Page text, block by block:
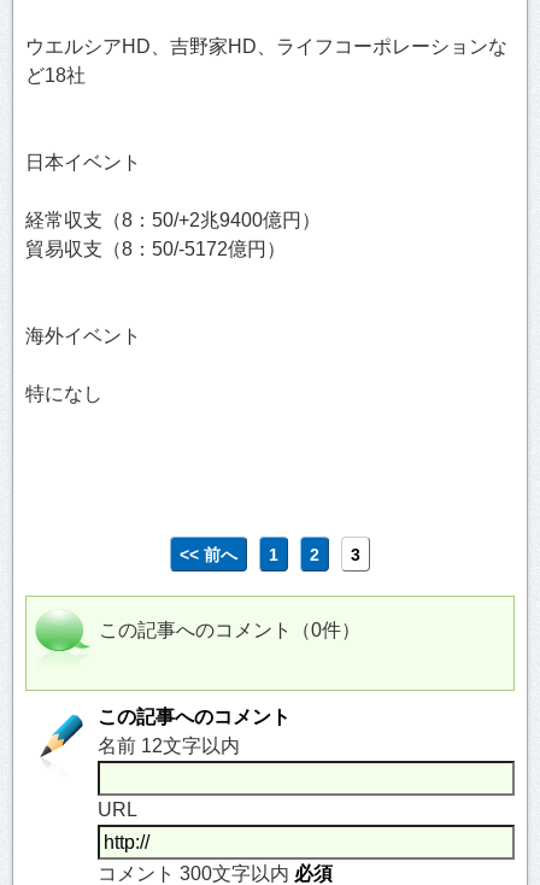
ウエルシアHD、吉野家HD、ライフコーポレーションな
ど18社
日本イベント
経常収支（8：50/+2兆9400億円）
貿易収支（8：50/-5172億円）
海外イベント
特になし
<< 前へ 1 2 3
この記事へのコメント（0件）
この記事へのコメント
名前 12文字以内
URL
コメント 300文字以内 必須